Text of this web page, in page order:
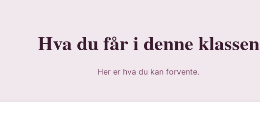
Hva du får i denne klassen
Her er hva du kan forvente.